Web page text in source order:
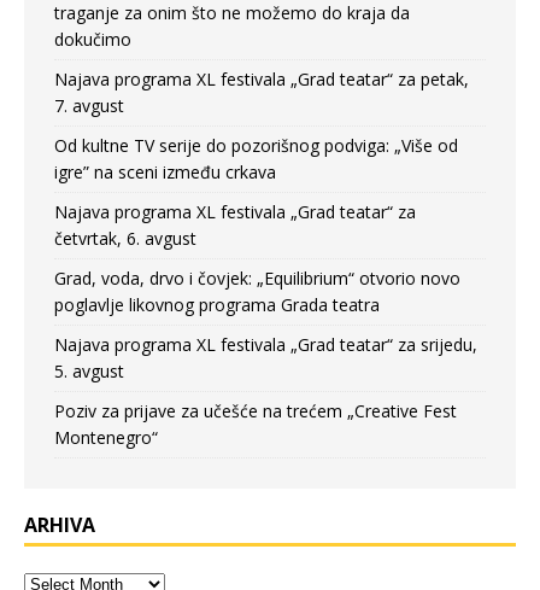
traganje za onim što ne možemo do kraja da
dokučimo
Najava programa XL festivala „Grad teatar“ za petak,
7. avgust
Od kultne TV serije do pozorišnog podviga: „Više od
igre” na sceni između crkava
Najava programa XL festivala „Grad teatar“ za
četvrtak, 6. avgust
Grad, voda, drvo i čovjek: „Equilibrium“ otvorio novo
poglavlje likovnog programa Grada teatra
Najava programa XL festivala „Grad teatar“ za srijedu,
5. avgust
Poziv za prijave za učešće na trećem „Creative Fest
Montenegro“
ARHIVA